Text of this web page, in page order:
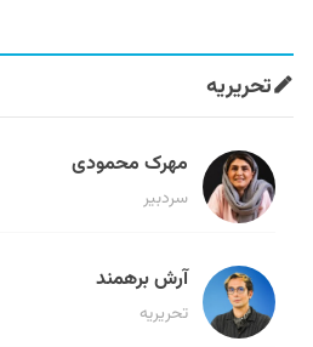
تحریریه
مهرک محمودی
سردبیر
آرش برهمند
تحریریه